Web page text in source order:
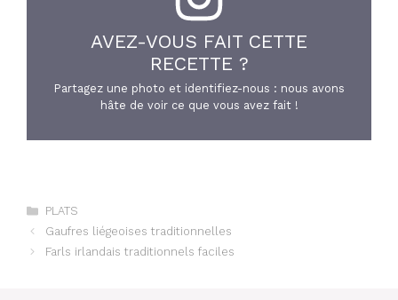
AVEZ-VOUS FAIT CETTE
RECETTE ?
Partagez une photo et identifiez-nous : nous avons
hâte de voir ce que vous avez fait !
Catégories
PLATS
Gaufres liégeoises traditionnelles
Farls irlandais traditionnels faciles